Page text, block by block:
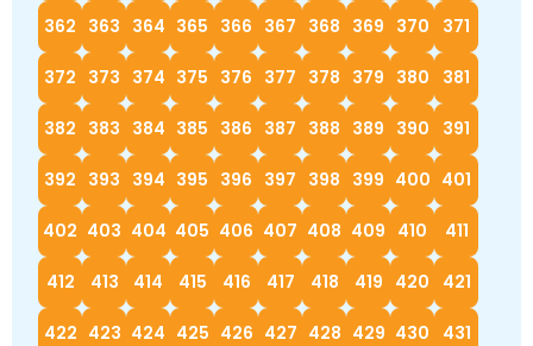
362 363 364 365 366 367 368 369 370 371
372 373 374 375 376 377 378 379 380 381
382 383 384 385 386 387 388 389 390 391
392 393 394 395 396 397 398 399 400 401
402 403 404 405 406 407 408 409 410 411
412 413 414 415 416 417 418 419 420 421
422 423 424 425 426 427 428 429 430 431